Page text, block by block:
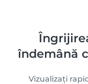
îndemână
Vizualizați